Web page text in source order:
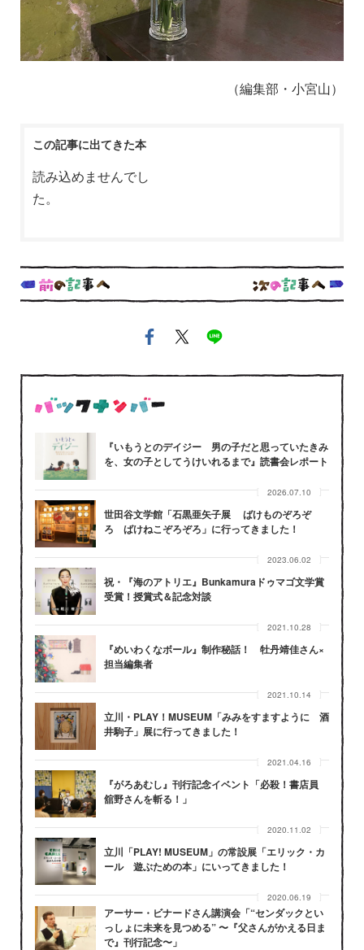
（編集部・小宮山）
この記事に出てきた本
読み込めませんでし
た。
『いもうとのデイジー 男の子だと思っていたきみ
を、女の子としてうけいれるまで』読書会レポート
2026.07.10
世田谷文学館「石黒亜矢子展 ばけものぞろぞ
ろ ばけねこぞろぞろ」に行ってきました！
2023.06.02
祝・『海のアトリエ』Bunkamuraドゥマゴ文学賞
受賞！授賞式＆記念対談
2021.10.28
『めいわくなボール』制作秘話！ 牡丹靖佳さん×
担当編集者
2021.10.14
立川・PLAY！MUSEUM「みみをすますように 酒
井駒子」展に行ってきました！
2021.04.16
『がろあむし』刊行記念イベント「必殺！書店員
舘野さんを斬る！」
2020.11.02
立川「PLAY! MUSEUM」の常設展「エリック・カ
ール 遊ぶための本」にいってきました！
2020.06.19
アーサー・ビナードさん講演会「“センダックとい
っしょに未来を見つめる” 〜『父さんがかえる日ま
で』刊行記念〜」